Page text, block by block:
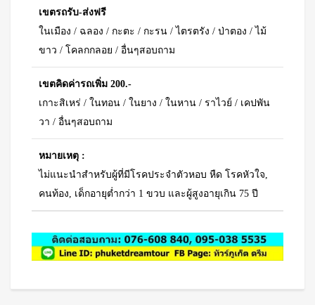
เขตรถรับ-ส่งฟรี
ในเมือง / ฉลอง / กะตะ / กะรน / ไตรตรัง / ป่าตอง / ไม้
ขาว / โคลกกลอย / อื่นๆสอบถาม
เขตคิดค่ารถเพิ่ม 200.-
เกาะสิเหร่ / ในทอน / ในยาง / ในหาน / ราไวย์ / เคปพัน
วา / อื่นๆสอบถาม
หมายเหตุ :
ไม่แนะนำสำหรับผู้ที่มีโรคประจำตัวหอบ หืด โรคหัวใจ,
คนท้อง, เด็กอายุต่ำกว่า 1 ขวบ และผู้สูงอายุเกิน 75 ปี